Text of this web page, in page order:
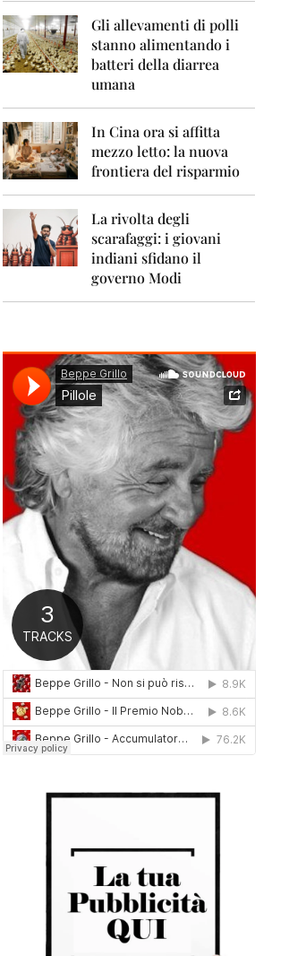
Gli allevamenti di polli
stanno alimentando i
batteri della diarrea
umana
In Cina ora si affitta
mezzo letto: la nuova
frontiera del risparmio
La rivolta degli
scarafaggi: i giovani
indiani sfidano il
governo Modi